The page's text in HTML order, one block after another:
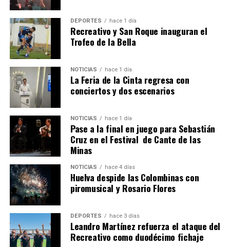
QUINTA CORRIDA DE LAS FIESTAS COLOMBINAS
2026
hace 5 días· Huelvatv
DEPORTES hace 1 día
Recreativo y San Roque inauguran el
Trofeo de la Bella
NOTICIAS hace 1 día
La Feria de la Cinta regresa con
conciertos y dos escenarios
NOTICIAS hace 1 día
Pase a la final en juego para Sebastián
Cruz en el Festival de Cante de las
Minas
NOTICIAS hace 4 días
Huelva despide las Colombinas con
piromusical y Rosario Flores
DEPORTES hace 3 días
Leandro Martínez refuerza el ataque del
Recreativo como duodécimo fichaje